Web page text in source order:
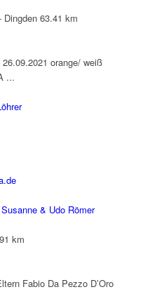
Dingden 63.41 km
orange/ weiß
...
& Udo Römer
km
Fabio Da Pezzo D’Oro